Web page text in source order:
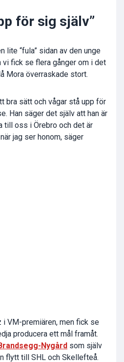
för sig själv”
lite “fula” sidan av den unge
vi fick se flera gånger om i det
Mora överraskade stort.
bra sätt och vågar stå upp för
Han säger det själv att han är
till oss i Örebro och det är
jag ser honom, säger
VM-premiären, men fick se
producera ett mål framåt.
Nygård som själv
flytt till SHL och Skellefteå.